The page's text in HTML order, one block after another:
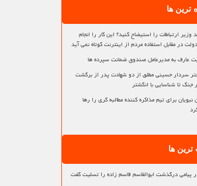
ترین ها
وزیر ارتباطات را استیضاح کنید؟ این کار را انجام
در مقابل استفاده مردم از اینترنت کوتاه نمی آید
عارف به مدیرعامل صندوق ضمانت سپرده ها
سردار حسینی مطلق از دو شهادت پدر از برگشت
جنگ تا شناسایی با انگشتر
برای تیم مذاکره کننده مطالبه گری را رها
ها
پیامی درگذشت ابوالقاسم قاسم زاده را تسلیت گفت